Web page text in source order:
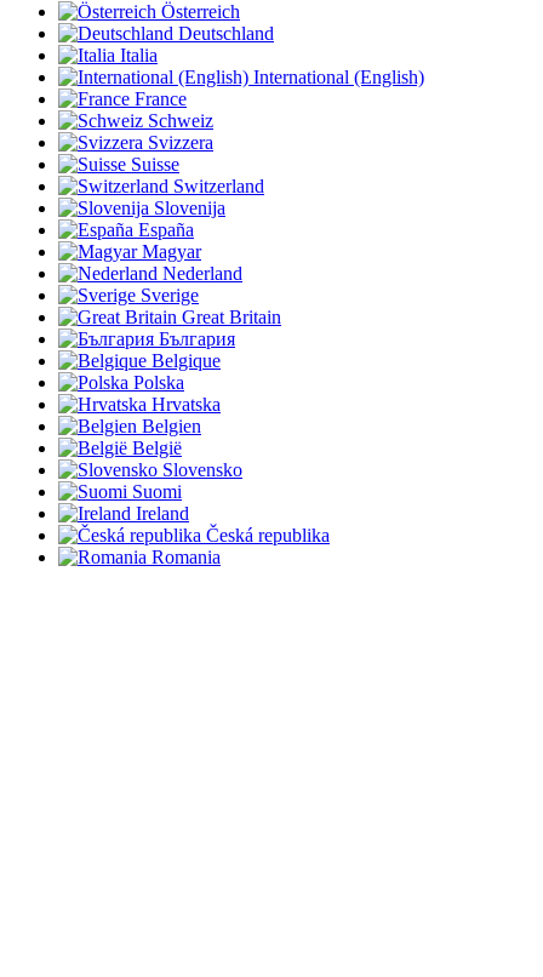
Österreich
Deutschland
Italia
International (English)
France
Schweiz
Svizzera
Suisse
Switzerland
Slovenija
España
Magyar
Nederland
Sverige
Great Britain
България
Belgique
Polska
Hrvatska
Belgien
België
Slovensko
Suomi
Ireland
Česká republika
Romania